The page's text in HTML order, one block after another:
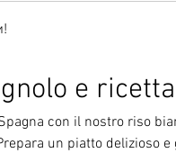
e
con il nostro riso
un piatto delizioso e